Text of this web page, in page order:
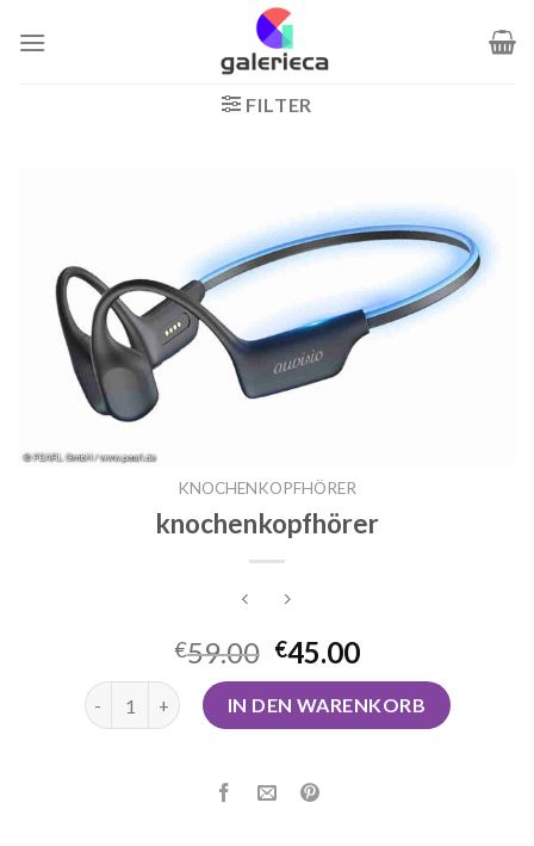
Inhalt
FILTER
KNOCHENKOPFHÖRER
knochenkopfhörer
€59.00 €45.00
knochenkopfhörer MengeIN DEN WARENKORB